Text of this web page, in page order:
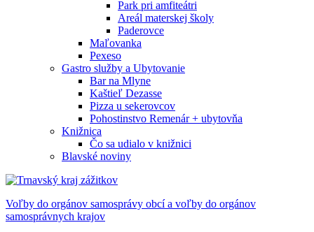
Park pri amfiteátri
Areál materskej školy
Paderovce
Maľovanka
Pexeso
Gastro služby a Ubytovanie
Bar na Mlyne
Kaštieľ Dezasse
Pizza u sekerovcov
Pohostinstvo Remenár + ubytovňa
Knižnica
Čo sa udialo v knižnici
Blavské noviny
Voľby do orgánov samosprávy obcí a voľby do orgánov
samosprávnych krajov